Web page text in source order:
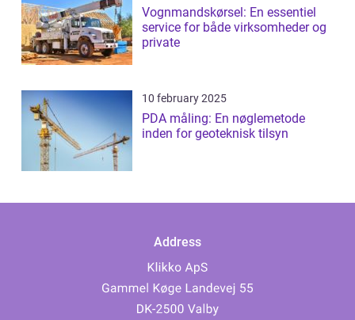
Vognmandskørsel: En essentiel
service for både virksomheder og
private
10 february 2025
PDA måling: En nøglemetode
inden for geoteknisk tilsyn
Address